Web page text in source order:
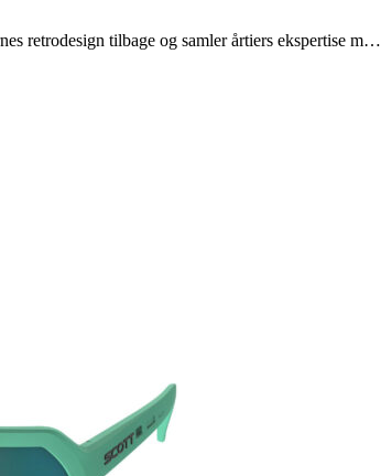
retrodesign tilbage og samler årtiers ekspertise m…